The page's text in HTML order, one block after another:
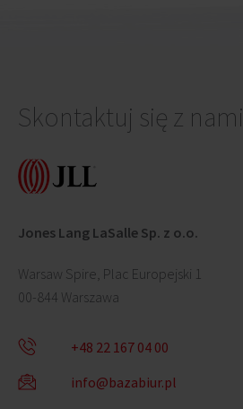
Skontaktuj się z nami
Jones Lang LaSalle Sp. z o.o.
Warsaw Spire, Plac Europejski 1
00-844 Warszawa
+48 22 167 04 00
info@bazabiur.pl